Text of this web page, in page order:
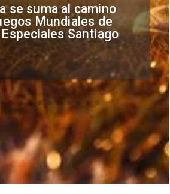
Sifup
por situación
futbolistas